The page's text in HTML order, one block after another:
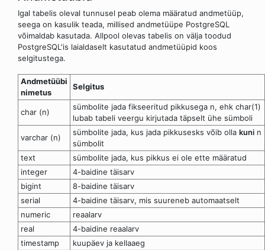
Igal tabelis oleval tunnusel peab olema määratud andmetüüp,
seega on kasulik teada, millised andmetüüpe PostgreSQL
võimaldab kasutada. Allpool olevas tabelis on välja toodud
PostgreSQL'is laialdaselt kasutatud andmetüüpid koos
selgitustega.
Andmetüübi
nimetus
Selgitus
char (n)
sümbolite jada fikseeritud pikkusega n, ehk char(1)
lubab tabeli veergu kirjutada täpselt ühe sümboli
varchar (n)
sümbolite jada, kus jada pikkusesks võib olla kuni n
sümbolit
text
sümbolite jada, kus pikkus ei ole ette määratud
integer
4-baidine täisarv
bigint
8-baidine täisarv
serial
4-baidine täisarv, mis suureneb automaatselt
numeric
reaalarv
real
4-baidine reaalarv
timestamp
kuupäev ja kellaaeg